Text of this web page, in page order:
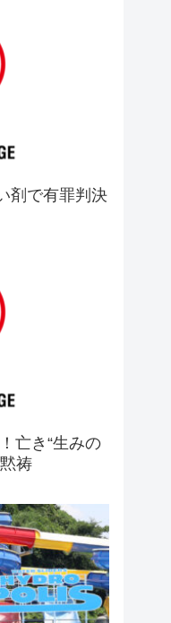
剤で有罪判決
亡き“生みの
祷